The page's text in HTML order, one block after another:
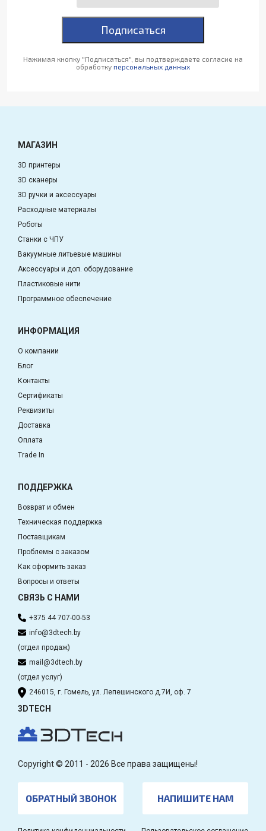
Подписаться
Нажимая кнопку "Подписаться", вы подтверждаете согласие на
обработку персональных данных
МАГАЗИН
3D принтеры
3D сканеры
3D ручки и аксессуары
Расходные материалы
Роботы
Станки с ЧПУ
Вакуумные литьевые машины
Аксессуары и доп. оборудование
Пластиковые нити
Программное обеспечение
ИНФОРМАЦИЯ
О компании
Блог
Контакты
Сертификаты
Реквизиты
Доставка
Оплата
Trade In
ПОДДЕРЖКА
Возврат и обмен
Техническая поддержка
Поставщикам
Проблемы с заказом
Как оформить заказ
Вопросы и ответы
СВЯЗЬ С НАМИ
+375 44 707-00-53
info@3dtech.by
(отдел продаж)
mail@3dtech.by
(отдел услуг)
246015, г. Гомель, ул. Лепешинского д.7И, оф. 7
3DTECH
Copyright © 2011 - 2026 Все права защищены!
ОБРАТНЫЙ ЗВОНОК НАПИШИТЕ НАМ